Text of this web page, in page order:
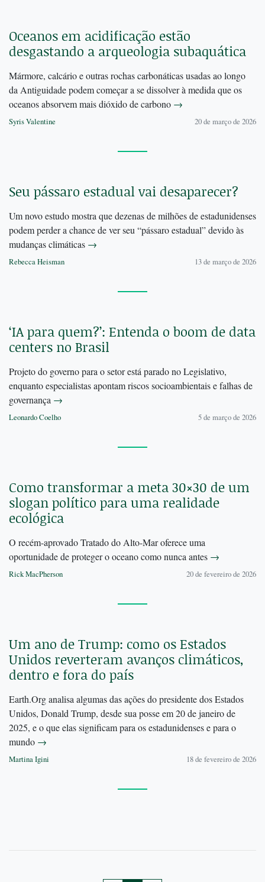
Oceanos em acidificação estão
desgastando a arqueologia subaquática
Mármore, calcário e outras rochas carbonáticas usadas ao longo
da Antiguidade podem começar a se dissolver à medida que os
oceanos absorvem mais dióxido de carbono →
Syris Valentine 20 de março de 2026
Seu pássaro estadual vai desaparecer?
Um novo estudo mostra que dezenas de milhões de estadunidenses
podem perder a chance de ver seu “pássaro estadual” devido às
mudanças climáticas →
Rebecca Heisman 13 de março de 2026
‘IA para quem?’: Entenda o boom de data
centers no Brasil
Projeto do governo para o setor está parado no Legislativo,
enquanto especialistas apontam riscos socioambientais e falhas de
governança →
Leonardo Coelho 5 de março de 2026
Como transformar a meta 30×30 de um
slogan político para uma realidade
ecológica
O recém-aprovado Tratado do Alto-Mar oferece uma
oportunidade de proteger o oceano como nunca antes →
Rick MacPherson 20 de fevereiro de 2026
Um ano de Trump: como os Estados
Unidos reverteram avanços climáticos,
dentro e fora do país
Earth.Org analisa algumas das ações do presidente dos Estados
Unidos, Donald Trump, desde sua posse em 20 de janeiro de
2025, e o que elas significam para os estadunidenses e para o
mundo →
Martina Igini 18 de fevereiro de 2026